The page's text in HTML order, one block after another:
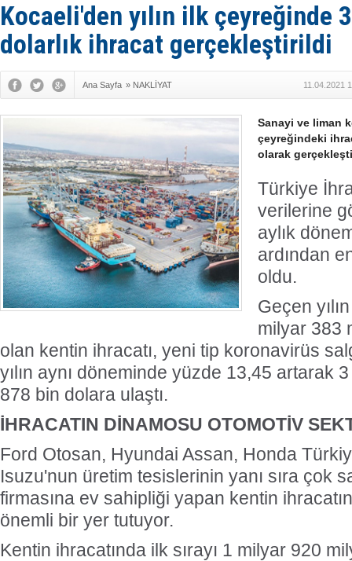
Kocaeli'den yılın ilk çeyreğinde
dolarlık ihracat gerçekleştirildi
Ana Sayfa » NAKLİYAT 11.04.2021
Sanayi ve liman
çeyreğindeki
olarak
Türkiye
verilerine
aylık
ardından
oldu.
Geçen
milyar 383
olan kentin ihracatı, yeni tip koronavirüs
yılın aynı döneminde yüzde 13,45 artarak
878 bin dolara ulaştı.
İHRACATIN DİNAMOSU OTOMOTİV
Ford Otosan, Hyundai Assan, Honda
Isuzu'nun üretim tesislerinin yanı sıra çok
firmasına ev sahipliği yapan kentin
önemli bir yer tutuyor.
Kentin ihracatında ilk sırayı 1 milyar 920